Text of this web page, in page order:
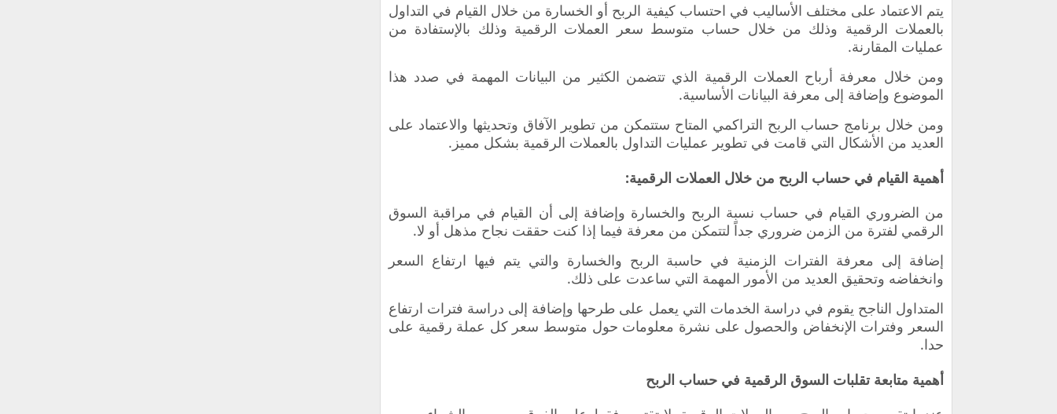
يتم الاعتماد على مختلف الأساليب في احتساب كيفية الربح أو الخسارة من خلال القيام في التداول
بالعملات الرقمية وذلك من خلال حساب متوسط سعر العملات الرقمية وذلك بالإستفادة من
عمليات المقارنة.
ومن خلال معرفة أرباح العملات الرقمية الذي تتضمن الكثير من البيانات المهمة في صدد هذا
الموضوع وإضافة إلى معرفة البيانات الأساسية.
ومن خلال برنامج حساب الربح التراكمي المتاح ستتمكن من تطوير الآفاق وتحديثها والاعتماد على
العديد من الأشكال التي قامت في تطوير عمليات التداول بالعملات الرقمية بشكل مميز.
أهمية القيام في حساب الربح من خلال العملات الرقمية:
من الضروري القيام في حساب نسبة الربح والخسارة وإضافة إلى أن القيام في مراقبة السوق
الرقمي لفترة من الزمن ضروري جداً لتتمكن من معرفة فيما إذا كنت حققت نجاح مذهل أو لا.
إضافة إلى معرفة الفترات الزمنية في حاسبة الربح والخسارة والتي يتم فيها ارتفاع السعر
وانخفاضه وتحقيق العديد من الأمور المهمة التي ساعدت على ذلك.
المتداول الناجح يقوم في دراسة الخدمات التي يعمل على طرحها وإضافة إلى دراسة فترات ارتفاع
السعر وفترات الإنخفاض والحصول على نشرة معلومات حول متوسط سعر كل عملة رقمية على
حدا.
أهمية متابعة تقلبات السوق الرقمية في حساب الربح